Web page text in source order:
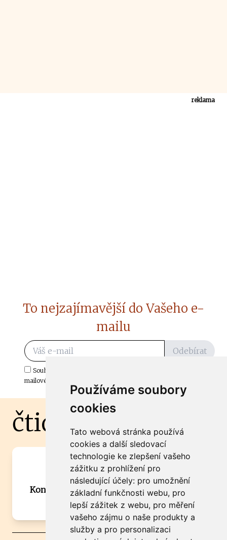
Používáme soubory
cookies
Tato webová stránka používá
cookies a další sledovací
technologie ke zlepšení vašeho
zážitku z prohlížení pro
následující účely: pro umožnění
základní funkčnosti webu, pro
lepší zážitek z webu, pro měření
vašeho zájmu o naše produkty a
služby a pro personalizaci
reklama
To nejzajímavější do Vašeho e-
mailu
Odebírat
Souhlasím s odběrem důležitých zpráv ze ČtiDoma.cz do mé e-
mailové schránky.
čtidoma.cz
Máte zajímavou informaci? Chcete
spolupracovat?
Kontaktujte šéfredaktora Martina Chalupu:
chalupa@ctidoma.cz